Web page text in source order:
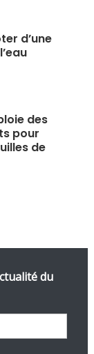
d’une
des
pour
de
du